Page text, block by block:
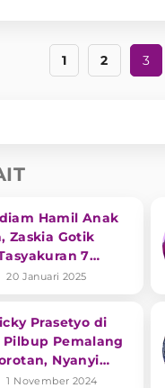
1 2 3
Hamil Anak
Zaskia Gotik
7
20 Januari 2025
Prasetyo di
Pilbup Pemalang
Nyanyi
Hingga
1 November 2024